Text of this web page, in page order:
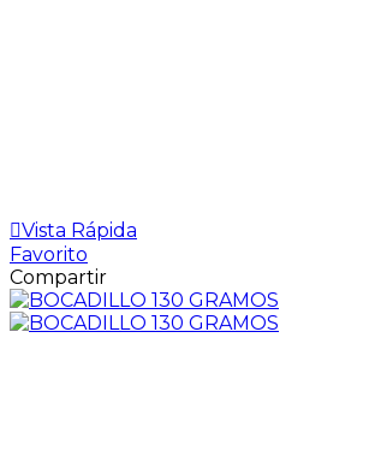
Vista Rápida
Favorito
Compartir